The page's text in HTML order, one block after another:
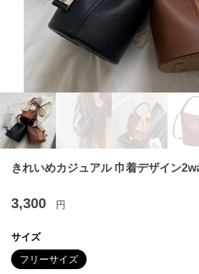
きれいめカジュアル 巾着デザイン
3,300 円
サイズ
フリーサイズ